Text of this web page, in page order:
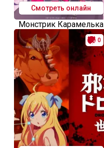
Смотреть онлайн
Монстрик Карамелька
0